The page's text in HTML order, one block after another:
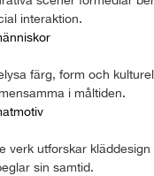
interaktion.
färg, form och
i måltiden.
verk utforskar
sin samtid.